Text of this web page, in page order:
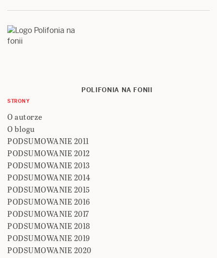
POLIFONIA NA FONII
STRONY
O autorze
O blogu
PODSUMOWANIE 2011
PODSUMOWANIE 2012
PODSUMOWANIE 2013
PODSUMOWANIE 2014
PODSUMOWANIE 2015
PODSUMOWANIE 2016
PODSUMOWANIE 2017
PODSUMOWANIE 2018
PODSUMOWANIE 2019
PODSUMOWANIE 2020